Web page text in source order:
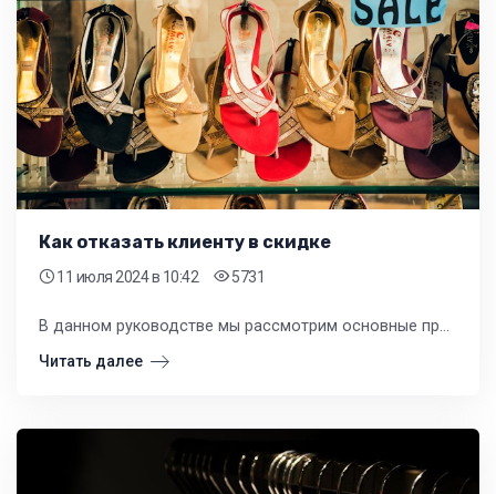
Как отказать клиенту в скидке
11 июля 2024в 10:42 5731
В данном руководстве мы рассмотрим основные принципы, которые помогут вам аргументировано и корректно отказать клиенту в скидке.
Читать далее